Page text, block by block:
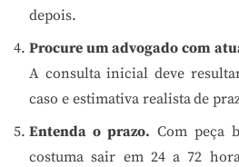
depois.
Procure um advogado com
A consulta inicial deve
caso e estimativa realista de
Entenda o prazo. Com peça
costuma sair em 24 a 72